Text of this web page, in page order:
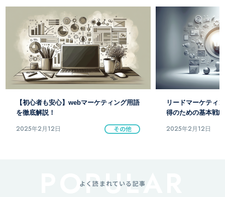
【初心者も安心】webマーケティング用語
を徹底解説！
2025年2月12日 その他
リードマーケティ
得のための基本戦
2025年2月12日
よく読まれている記事